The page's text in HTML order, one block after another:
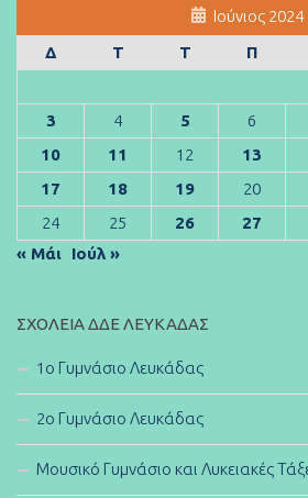
Ιούνιος 2024
Δ
Τ Τ Π
3
4 5 6
10
11 12 13
17
18 19 20
24
25 26 27
« Μάι Ιούλ »
ΣΧΟΛΕΊΑ ΔΔΕ ΛΕΥΚΆΔΑΣ
1ο Γυμνάσιο Λευκάδας
2ο Γυμνάσιο Λευκάδας
Μουσικό Γυμνάσιο και Λυκειακές